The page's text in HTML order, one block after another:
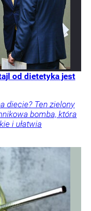
od dietetyka jest
diecie? Ten zielony
bomba, która
i ułatwia